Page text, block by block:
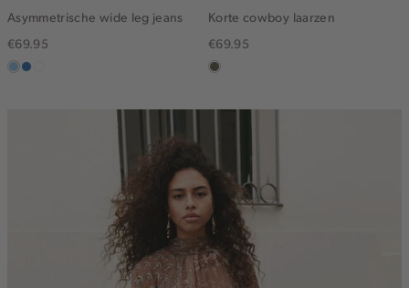
Asymmetrische wide leg jeans
€69.95
blauw,blauw,
Korte cowboy laarzen
€69.95
middenbruin